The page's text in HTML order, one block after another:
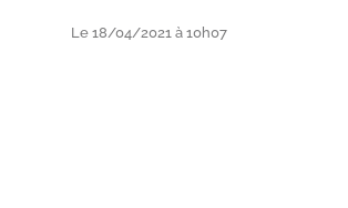
Le 18/04/2021 à 10h07